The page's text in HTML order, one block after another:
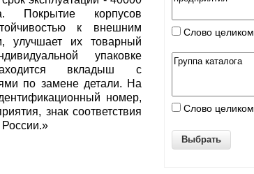
Покрытие корпусов
к внешним
улучшает их товарный
упаковке
вкладыш с
по замене детали. На
номер,
знак соответствия
России.»
Слово целиком
Слово целиком